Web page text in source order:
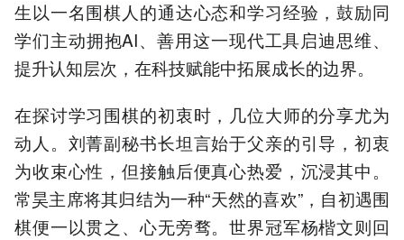
生以一名围棋人的通达心态和学习经验，鼓励同
学们主动拥抱AI、善用这一现代工具启迪思维、
提升认知层次，在科技赋能中拓展成长的边界。
在探讨学习围棋的初衷时，几位大师的分享尤为
动人。刘菁副秘书长坦言始于父亲的引导，初衷
为收束心性，但接触后便真心热爱，沉浸其中。
常昊主席将其归结为一种“天然的喜欢”，自初遇围
棋便一以贯之、心无旁骛。世界冠军杨楷文则回